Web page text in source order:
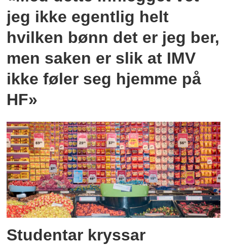
jeg ikke egentlig helt
hvilken bønn det er jeg ber,
men saken er slik at IMV
ikke føler seg hjemme på
HF»
Studentar kryssar